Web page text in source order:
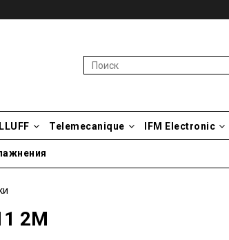
Telemecanique IFM Electronic
2M